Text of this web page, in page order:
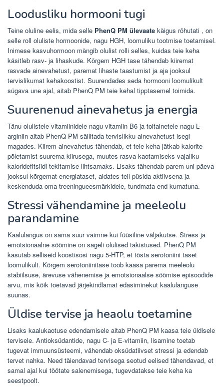
Loodusliku hormooni tugi
Teine oluline eelis, mida selle PhenQ PM ülevaate käigus rõhutati , on
selle roll oluliste hormoonide, nagu HGH, loomuliku tootmise toetamisel.
Inimese kasvuhormoon mängib olulist rolli selles, kuidas teie keha
käsitleb rasv- ja lihaskude. Kõrgem HGH tase tähendab kiiremat
rasvade ainevahetust, paremat lihaste taastumist ja aja jooksul
tervislikumat kehakoostist. Suurendades seda hormooni loomulikult
sügava une ajal, aitab PhenQ PM teie kehal tipptasemel toimida.
Suurenenud ainevahetus ja energia
Tänu olulistele vitamiinidele nagu vitamiin B6 ja toitainetele nagu L-
arginiin aitab PhenQ PM säilitada tervislikku ainevahetust isegi
magades. Kiirem ainevahetus tähendab, et teie keha jätkab kalorite
põletamist suurema kiirusega, muutes rasva kaotamiseks vajaliku
kaloridefitsiidi tekitamise lihtsamaks. Lisaks tähendab parem uni päeva
jooksul kõrgemat energiataset, aidates teil püsida aktiivsena ja
keskenduda oma treeningueesmärkidele, tundmata end kurnatuna.
Stressi vähendamine ja meeleolu
parandamine
Kaalulangus on sama suur vaimne kui füüsiline väljakutse. Stress ja
emotsionaalne söömine on sageli olulised takistused. PhenQ PM
kasutab selliseid koostisosi nagu 5-HTP, et tõsta serotoniini taset
loomulikult. Kõrgem serotoniinitase toob kaasa parema meeleolu
stabiilsuse, ärevuse vähenemise ja emotsionaalse söömise episoodide
arvu, mis kõik toetavad järjekindlamat edasiminekut kaalulanguse
suunas.
Üldise tervise ja heaolu toetamine
Lisaks kaalukaotuse edendamisele aitab PhenQ PM kaasa teie üldisele
tervisele. Antioksüdantide, nagu C- ja E-vitamiin, lisamine toetab
tugevat immuunsüsteemi, vähendab oksüdatiivset stressi ja edendab
tervet nahka. Need täiendavad tervisega seotud eelised tähendavad, et
samal ajal kui töötate salenemisega, tugevdatakse teie keha ka
seestpoolt.